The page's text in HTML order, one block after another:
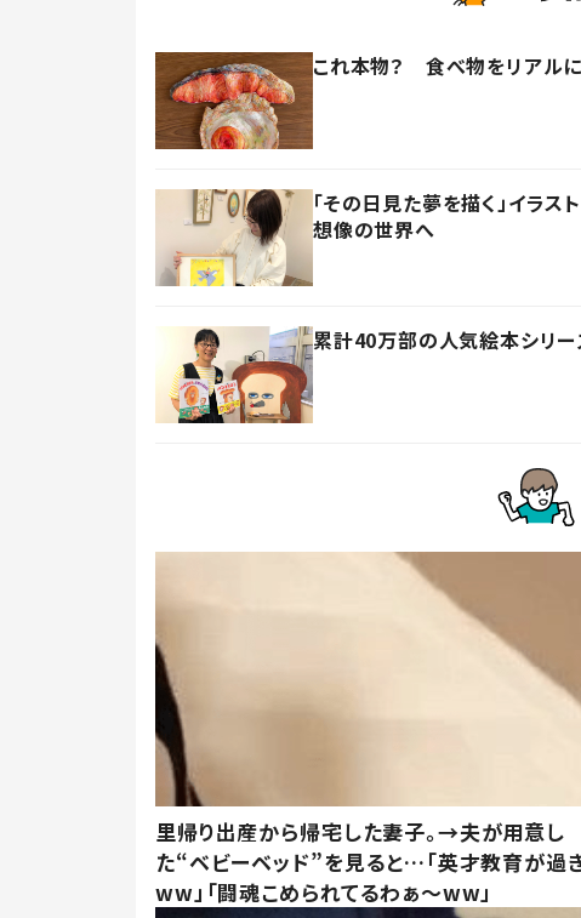
これ本物？ 食べ物をリアル
「その日見た夢を描く」イラ
想像の世界へ
累計40万部の人気絵本シリー
里帰り出産から帰宅した妻子。→夫が用意し
た“ベビーベッド”を見ると…「英才教育が過
ww」「闘魂こめられてるわぁ～ww」